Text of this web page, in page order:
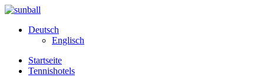
Deutsch
Englisch
Startseite
Tennishotels